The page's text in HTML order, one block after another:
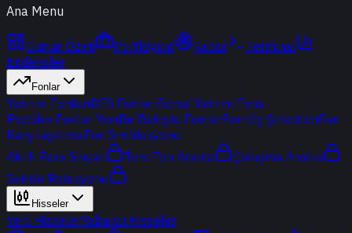
Ana Menu
Günün Özeti Portföyüm Radar
Terminal
Endeksler
Fonlar
Yatırım FonlarıBES FonlarıBorsa Yatırım Fonu
Popüler Fonlar YeniBir Bakışta FonlarPortföy ŞirketleriFon
KarşılaştırmaFon Simülasyonu
Akıllı Para Sinyali
Ters Fon Arama
Çakışma Analizi
Sektör Rotasyonu
Hisseler
Yerli HisselerYabancı Hisseler